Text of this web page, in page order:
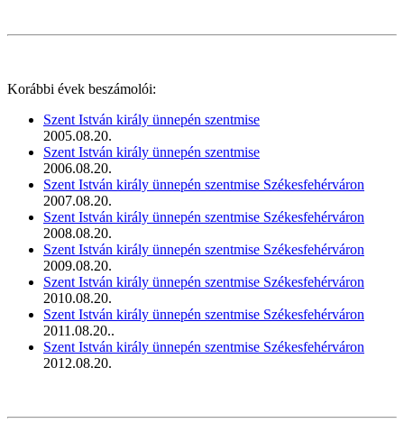
Korábbi évek beszámolói:
Szent István király ünnepén szentmise
2005.08.20.
Szent István király ünnepén szentmise
2006.08.20.
Szent István király ünnepén szentmise Székesfehérváron
2007.08.20.
Szent István király ünnepén szentmise Székesfehérváron
2008.08.20.
Szent István király ünnepén szentmise Székesfehérváron
2009.08.20.
Szent István király ünnepén szentmise Székesfehérváron
2010.08.20.
Szent István király ünnepén szentmise Székesfehérváron
2011.08.20..
Szent István király ünnepén szentmise Székesfehérváron
2012.08.20.